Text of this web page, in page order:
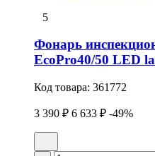
5
Фонарь
EcoPro40/50 LED
Код товара: 361772
3 390 ₽ 6 633 ₽ -49%